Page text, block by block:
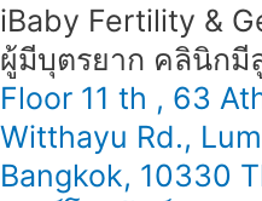
iBaby Fertility &
ผู้มีบุตรยาก คลินิกมี
Floor 11 th , 63
Witthayu Rd.,
Bangkok, 10330